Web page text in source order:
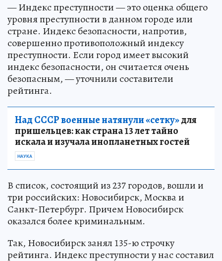
— Индекс преступности — это оценка общего
уровня преступности в данном городе или
стране. Индекс безопасности, напротив,
совершенно противоположный индексу
преступности. Если город имеет высокий
индекс безопасности, он считается очень
безопасным, — уточнили составители
рейтинга.
Над СССР военные натянули «сетку»для
пришельцев: как страна 13 лет тайно
искала и изучала инопланетных гостей
НАУКА
В список, состоящий из 237 городов, вошли и
три российских: Новосибирск, Москва и
Санкт-Петербург. Причем Новосибирск
оказался более криминальным.
Так, Новосибирск занял 135-ю строчку
рейтинга. Индекс преступности у нас составил